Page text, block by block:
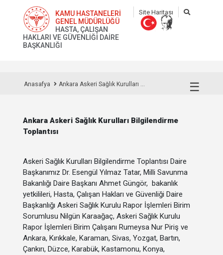
KAMU HASTANELERİ
GENEL MÜDÜRLÜĞÜ
HASTA, ÇALIŞAN
HAKLARI VE GÜVENLİĞİ DAİRE
BAŞKANLIĞI
Site Haritası
☰
Anasafya Ankara Askeri Sağlık Kurulları ...
Ankara Askeri Sağlık Kurulları Bilgilendirme
Toplantısı
Askeri Sağlık Kurulları Bilgilendirme Toplantısı Daire
Başkanımız Dr. Esengül Yılmaz Tatar, Milli Savunma
Bakanlığı Daire Başkanı Ahmet Güngör, bakanlık
yetkilileri, Hasta, Çalışan Hakları ve Güvenliği Daire
Başkanlığı Askeri Sağlık Kurulu Rapor İşlemleri Birim
Sorumlusu Nilgün Karaağaç, Askeri Sağlık Kurulu
Rapor İşlemleri Birim Çalışanı Rumeysa Nur Piriş ve
Ankara, Kırıkkale, Karaman, Sivas, Yozgat, Bartın,
Çankırı, Düzce, Karabük, Kastamonu, Konya,